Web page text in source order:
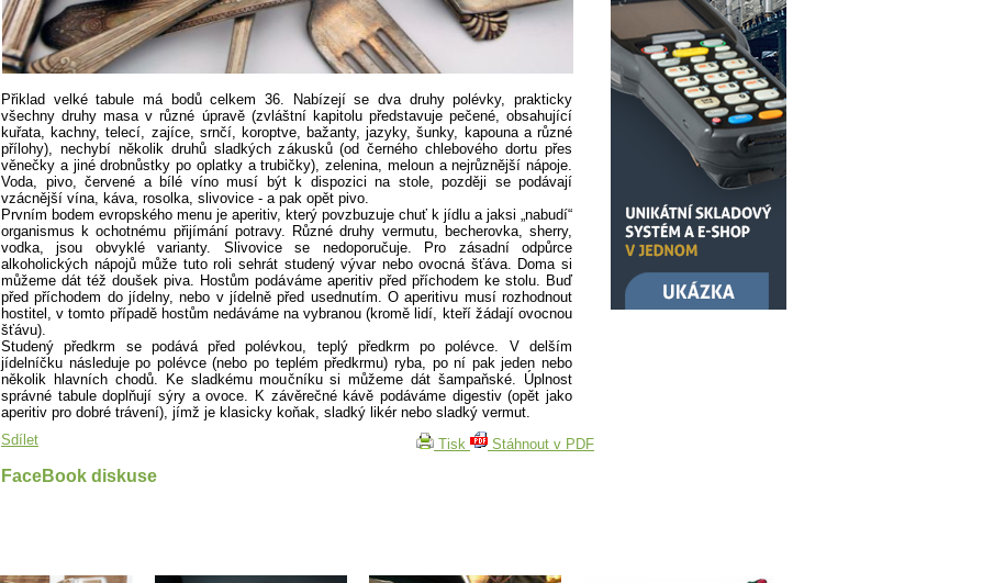
Přiklad velké tabule má bodů celkem 36. Nabízejí se dva druhy polévky, prakticky
všechny druhy masa v různé úpravě (zvláštní kapitolu představuje pečené, obsahující
kuřata, kachny, telecí, zajíce, srnčí, koroptve, bažanty, jazyky, šunky, kapouna a různé
přílohy), nechybí několik druhů sladkých zákusků (od černého chlebového dortu přes
věnečky a jiné drobnůstky po oplatky a trubičky), zelenina, meloun a nejrůznější nápoje.
Voda, pivo, červené a bílé víno musí být k dispozici na stole, později se podávají
vzácnější vína, káva, rosolka, slivovice - a pak opět pivo.
Prvním bodem evropského menu je aperitiv, který povzbuzuje chuť k jídlu a jaksi „nabudí“
organismus k ochotnému přijímání potravy. Různé druhy vermutu, becherovka, sherry,
vodka, jsou obvyklé varianty. Slivovice se nedoporučuje. Pro zásadní odpůrce
alkoholických nápojů může tuto roli sehrát studený vývar nebo ovocná šťáva. Doma si
můžeme dát též doušek piva. Hostům podáváme aperitiv před příchodem ke stolu. Buď
před příchodem do jídelny, nebo v jídelně před usednutím. O aperitivu musí rozhodnout
hostitel, v tomto případě hostům nedáváme na vybranou (kromě lidí, kteří žádají ovocnou
šťávu).
Studený předkrm se podává před polévkou, teplý předkrm po polévce. V delším
jídelníčku následuje po polévce (nebo po teplém předkrmu) ryba, po ní pak jeden nebo
několik hlavních chodů. Ke sladkému moučníku si můžeme dát šampaňské. Úplnost
správné tabule doplňují sýry a ovoce. K závěrečné kávě podáváme digestiv (opět jako
aperitiv pro dobré trávení), jímž je klasicky koňak, sladký likér nebo sladký vermut.
Sdílet
Tisk Stáhnout v PDF
FaceBook diskuse